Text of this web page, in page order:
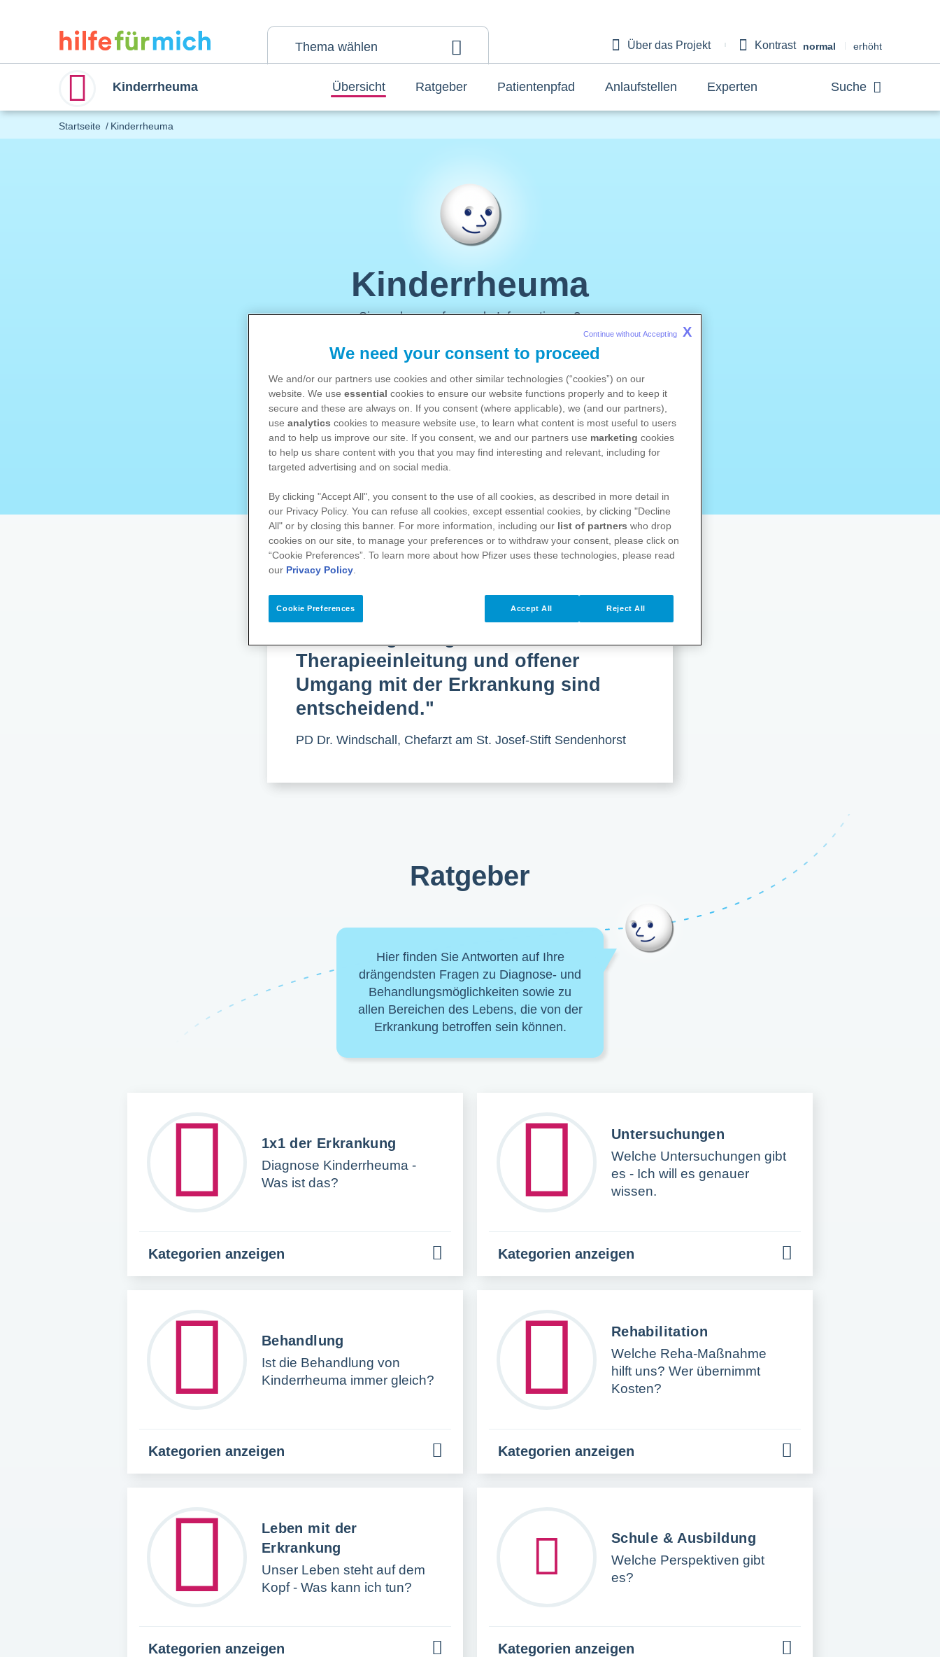
Thema wählen About
Über das Projekt Kontrast normal erhöht
Kinderrheuma
Main
menu
Übersicht Ratgeber Patientenpfad Anlaufstellen Experten Suche
Startseite Kinderrheuma
Kinderrheuma
Sie suchen umfassende Informationen?
Hier finden Sie Antworten auf Ihre Fragen.
Therapieeinleitung und offener
Umgang mit der Erkrankung sind
entscheidend."
PD Dr. Windschall, Chefarzt am St. Josef-Stift Sendenhorst
Ratgeber
Hier finden Sie Antworten auf Ihre
drängendsten Fragen zu Diagnose- und
Behandlungsmöglichkeiten sowie zu
allen Bereichen des Lebens, die von der
Erkrankung betroffen sein können.
1x1 der Erkrankung
Diagnose Kinderrheuma -
Was ist das?
Kategorien anzeigen
Behandlung
Ist die Behandlung von
Kinderrheuma immer gleich?
Kategorien anzeigen
Leben mit der
Erkrankung
Unser Leben steht auf dem
Kopf - Was kann ich tun?
Kategorien anzeigen
Untersuchungen
Welche Untersuchungen gibt
es - Ich will es genauer
wissen.
Kategorien anzeigen
Rehabilitation
Welche Reha-Maßnahme
hilft uns? Wer übernimmt
Kosten?
Kategorien anzeigen
Schule & Ausbildung
Welche Perspektiven gibt
es?
Kategorien anzeigen
We need your consent to proceed
We and/or our partners use cookies and other similar technologies (“cookies”) on our
website. We use essential cookies to ensure our website functions properly and to keep it
secure and these are always on. If you consent (where applicable), we (and our partners),
use analytics cookies to measure website use, to learn what content is most useful to users
and to help us improve our site. If you consent, we and our partners use marketing cookies
to help us share content with you that you may find interesting and relevant, including for
targeted advertising and on social media.
By clicking "Accept All", you consent to the use of all cookies, as described in more detail in
our Privacy Policy. You can refuse all cookies, except essential cookies, by clicking "Decline
All" or by closing this banner. For more information, including our list of partners who drop
cookies on our site, to manage your preferences or to withdraw your consent, please click on
“Cookie Preferences”. To learn more about how Pfizer uses these technologies, please read
our Privacy Policy
Cookie Preferences Reject All
Accept All
Continue without Accepting X